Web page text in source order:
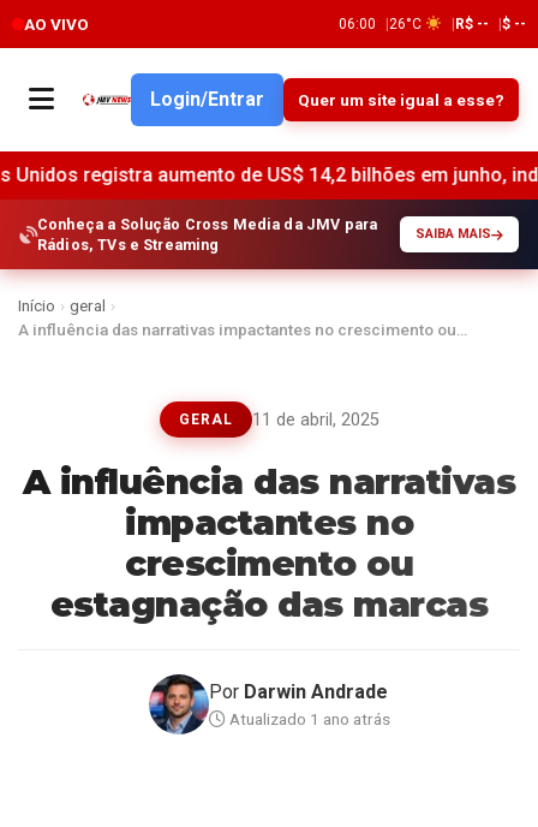
AO VIVO 06:00 26°C R$ -- $ --
Login/Entrar Quer um site igual a esse?
de US$ 14,2 bilhões em junho, indica o Federal
Conheça a Solução Cross Media da JMV para
Rádios, TVs e Streaming
SAIBA MAIS
Início › geral ›
A influência das narrativas impactantes no crescimento ou…
GERAL 11 de abril, 2025
A influência das narrativas
impactantes no
crescimento ou
estagnação das marcas
Por Darwin Andrade
Atualizado 1 ano atrás